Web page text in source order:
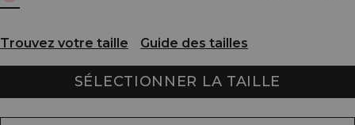
Trouvez votre taille Guide des tailles
SÉLECTIONNER LA TAILLE